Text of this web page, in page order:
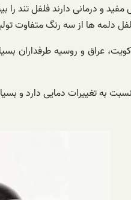
مفید و درمانی دارند فلفل
دلمه ها از سه رنگ متفاوت
عراق و روسیه طرفداران
به تغییرات دمایی دارد و